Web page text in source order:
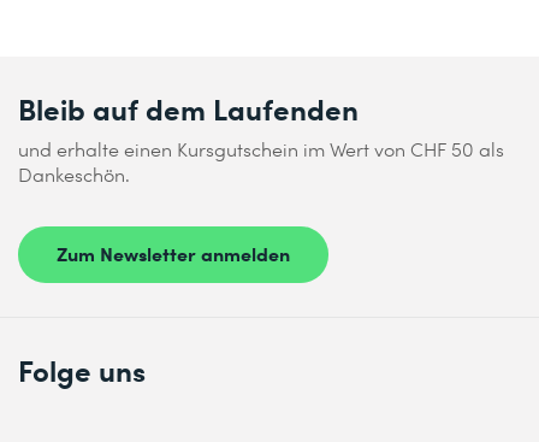
Bleib auf dem Laufenden
und erhalte einen Kursgutschein im Wert von CHF 50 als
Dankeschön.
Zum Newsletter anmelden
Folge uns